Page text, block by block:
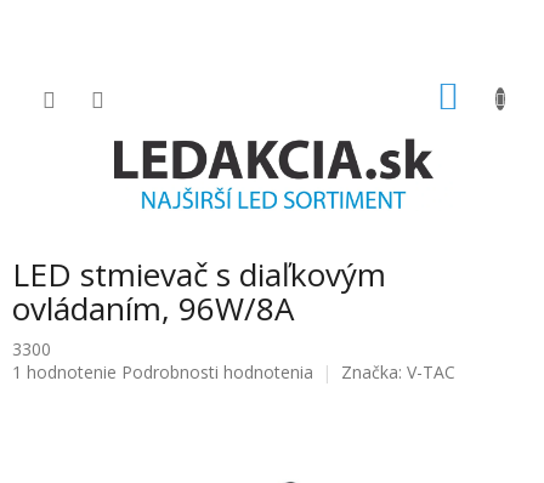
LED stmievač s diaľkovým
ovládaním, 96W/8A
3300
Priemerné
1 hodnotenie Podrobnosti hodnotenia Značka: V-TAC